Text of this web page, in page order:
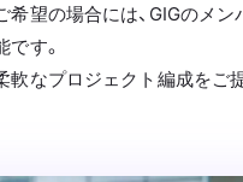
希望の場合には、GIGのメ
す。
軟なプロジェクト編成をご